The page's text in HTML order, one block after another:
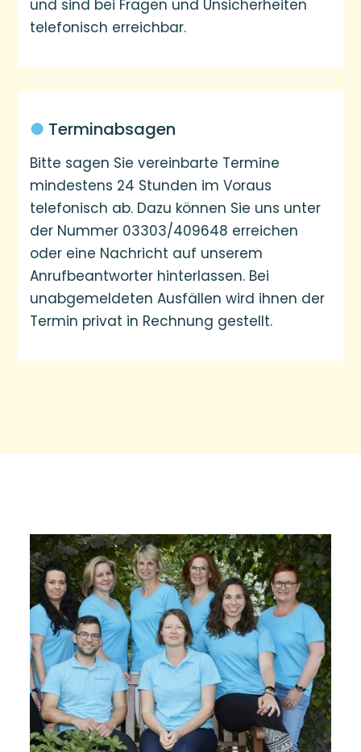
und sind bei Fragen und Unsicherheiten
telefonisch erreichbar.
● Terminabsagen
Bitte sagen Sie vereinbarte Termine
mindestens 24 Stunden im Voraus
telefonisch ab. Dazu können Sie uns unter
der Nummer 03303/409648 erreichen
oder eine Nachricht auf unserem
Anrufbeantworter hinterlassen. Bei
unabgemeldeten Ausfällen wird ihnen der
Termin privat in Rechnung gestellt.